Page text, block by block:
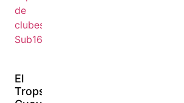
El
Trops-